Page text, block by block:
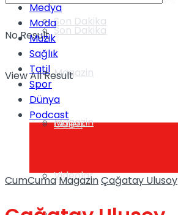
Son Dakika
Magazin
Son Dakika
Magazin
Galeri
Videolar
No Result
View All Result
Medya
Moda
Müzik
Sağlık
Tatil
Spor
Dünya
Podcast
CumCumaMagazinÇağatay Ulusoy